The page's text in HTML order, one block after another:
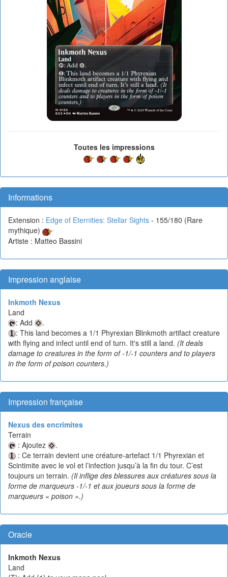
Toutes les impressions
Informations
Extension : Edge of Eternities: Stellar Sights - 155/180 (Rare
mythique)
Artiste : Matteo Bassini
Impression anglaise
Inkmoth Nexus
Land
: Add
.
: This land becomes a 1/1 Phyrexian Blinkmoth artifact creature
with flying and infect until end of turn. It's still a land. (It deals
damage to creatures in the form of -1/-1 counters and to players
in the form of poison counters.)
Impression française
Nexus des encrimites
Terrain
: Ajoutez
.
: Ce terrain devient une créature-artefact 1/1 Phyrexian et
Scintimite avec le vol et l’infection jusqu’à la fin du tour. C’est
toujours un terrain. (Il inflige des blessures aux créatures sous la
forme de marqueurs -1/-1 et aux joueurs sous la forme de
marqueurs « poison ».)
Oracle
Inkmoth Nexus
Land